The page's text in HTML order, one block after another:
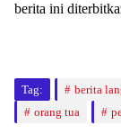
berita ini
Tag: berita
orang tua